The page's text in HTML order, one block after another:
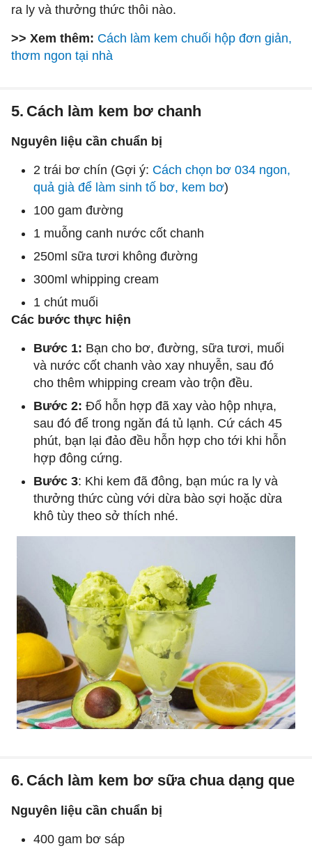
ra ly và thưởng thức thôi nào.
>> Xem thêm: Cách làm kem chuối hộp đơn giản,
thơm ngon tại nhà
Cách làm kem bơ chanh
5.
Nguyên liệu cần chuẩn bị
2 trái bơ chín (Gợi ý: Cách chọn bơ 034 ngon,
quả già để làm sinh tố bơ, kem bơ)
100 gam đường
1 muỗng canh nước cốt chanh
250ml sữa tươi không đường
300ml whipping cream
1 chút muối
Các bước thực hiện
Bước 1: Bạn cho bơ, đường, sữa tươi, muối
và nước cốt chanh vào xay nhuyễn, sau đó
cho thêm whipping cream vào trộn đều.
Bước 2: Đổ hỗn hợp đã xay vào hộp nhựa,
sau đó để trong ngăn đá tủ lạnh. Cứ cách 45
phút, bạn lại đảo đều hỗn hợp cho tới khi hỗn
hợp đông cứng.
Bước 3: Khi kem đã đông, bạn múc ra ly và
thưởng thức cùng với dừa bào sợi hoặc dừa
khô tùy theo sở thích nhé.
Cách làm kem bơ sữa chua dạng que
6.
Nguyên liệu cần chuẩn bị
400 gam bơ sáp